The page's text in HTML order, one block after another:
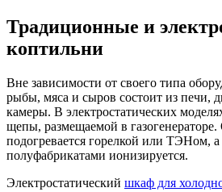
Традиционные и
коптильни
Вне зависимости от своего типа
рыбы, мяса и сыров состоит из печи,
камеры. В электростатических
щепы, размещаемой в
подогревается горелкой или ТЭНом,
полуфабрикатами ионизируется.
Электростатический шкаф для